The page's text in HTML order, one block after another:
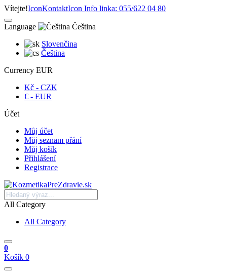
Vítejte!IconKontaktIcon Info linka: 055/622 04 80
Language
Čeština
Slovenčina
Čeština
Currency EUR
Kč - CZK
€ - EUR
Účet
Můj účet
Můj seznam přání
Můj košík
Přihlášení
Registrace
All Category
All Category
0
Košík 0